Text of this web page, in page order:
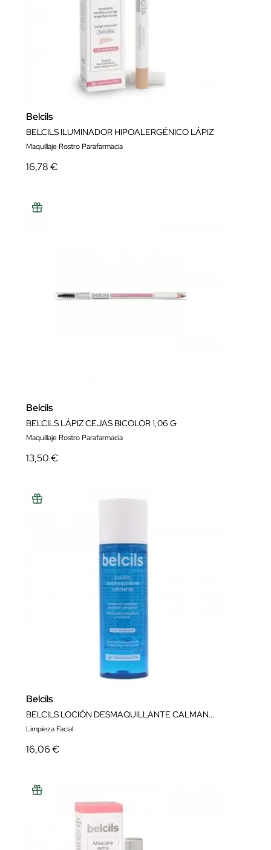
Belcils
BELCILS ILUMINADOR HIPOALERGÉNICO LÁPIZ
Maquillaje Rostro Parafarmacia
16,78 €
Belcils
BELCILS LÁPIZ CEJAS BICOLOR 1,06 G
Maquillaje Rostro Parafarmacia
13,50 €
Belcils
BELCILS LOCIÓN DESMAQUILLANTE CALMANTE
Limpieza Facial
16,06 €